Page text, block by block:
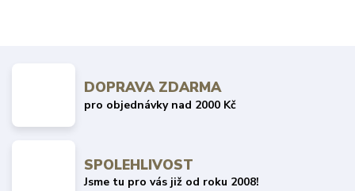
DOPRAVA ZDARMA
pro objednávky nad 2000 Kč
SPOLEHLIVOST
Jsme tu pro vás již od roku 2008!